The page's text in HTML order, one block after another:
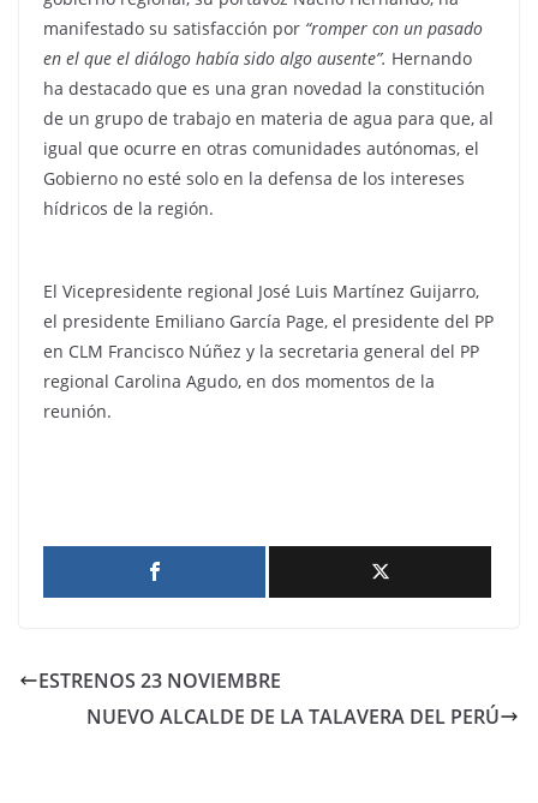
manifestado su satisfacción por “romper con un pasado
en el que el diálogo había sido algo ausente”. Hernando
ha destacado que es una gran novedad la constitución
de un grupo de trabajo en materia de agua para que, al
igual que ocurre en otras comunidades autónomas, el
Gobierno no esté solo en la defensa de los intereses
hídricos de la región.
El Vicepresidente regional José Luis Martínez Guijarro,
el presidente Emiliano García Page, el presidente del PP
en CLM Francisco Núñez y la secretaria general del PP
regional Carolina Agudo, en dos momentos de la
reunión.
ESTRENOS 23 NOVIEMBRE
NUEVO ALCALDE DE LA TALAVERA DEL PERÚ